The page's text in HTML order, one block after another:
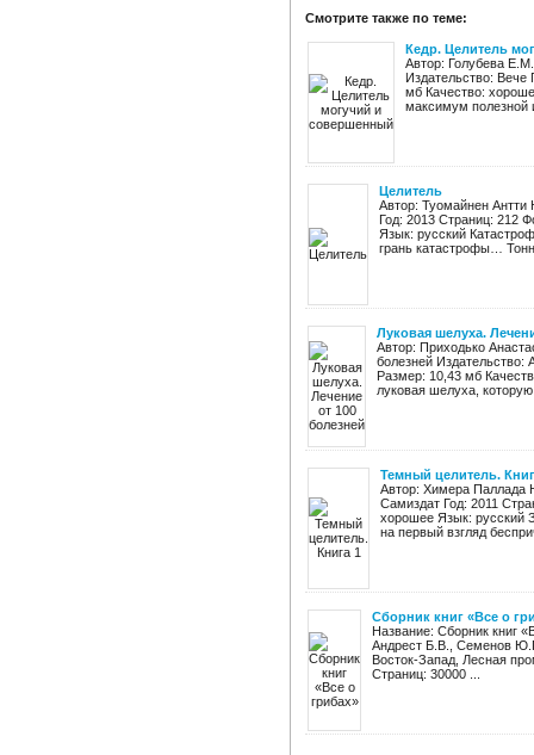
Смотрите также по теме:
Кедр. Целитель
Автор: Голубева
Издательство:
мб Качество:
максимум полезной
Целитель
Автор: Туомайнен Антти
Год: 2013 Страниц: 212
Язык: русский
грань катастрофы…
Луковая шелуха.
Автор: Приходько
болезней Издательство:
Размер: 10,43 мб
луковая шелуха,
Темный целитель.
Автор: Химера Паллада
Самиздат Год: 2011
хорошее Язык: русский
на первый взгляд
Сборник книг «Все о
Название: Сборник книг
Андрест Б.В., Семенов
Восток-Запад, Лесная
Страниц: 30000 ...